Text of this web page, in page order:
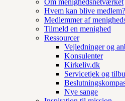
Om menighedsnetværket
Hvem kan blive medlem?
Medlemmer af
Tilmeld en menighed
Ressourcer
Vejledninger og
Konsulenter
Kirkeliv.dk
Servicetjek og
Nye sange